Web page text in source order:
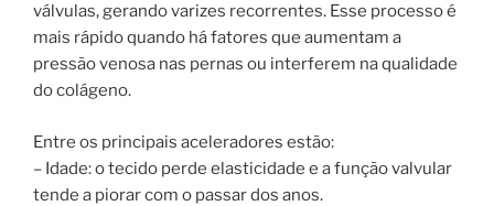
válvulas, gerando varizes recorrentes. Esse processo é
mais rápido quando há fatores que aumentam a
pressão venosa nas pernas ou interferem na qualidade
do colágeno.
Entre os principais aceleradores estão:
– Idade: o tecido perde elasticidade e a função valvular
tende a piorar com o passar dos anos.